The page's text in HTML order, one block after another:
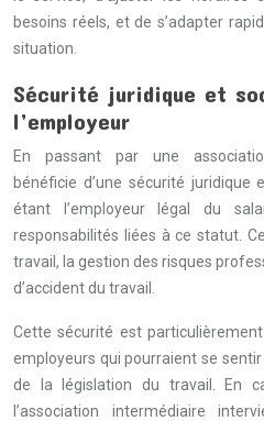
besoins réels, et de s’adapter
situation.
Sécurité juridique et
l’employeur
En passant par une
bénéficie d’une sécurité juridique
étant l’employeur légal du
responsabilités liées à ce statut.
travail, la gestion des risques
d’accident du travail.
Cette sécurité est particulièrement
employeurs qui pourraient se
de la législation du travail. En
l’association intermédiaire